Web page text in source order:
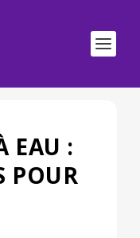
EAU :
POUR